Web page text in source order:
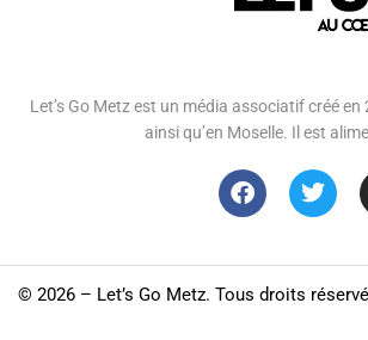
Let’s Go Metz est un média associatif créé
ainsi qu’en Moselle. Il est
© 2026 – Let’s Go Metz. Tous droits